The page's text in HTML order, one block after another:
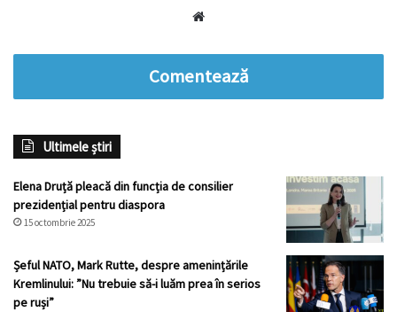
Comentează
Ultimele știri
Elena Druță pleacă din funcția de consilier
prezidențial pentru diaspora
15 octombrie 2025
Șeful NATO, Mark Rutte, despre amenințările
Kremlinului: ”Nu trebuie să-i luăm prea în serios
pe ruși”